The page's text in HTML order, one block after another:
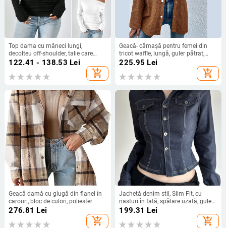
Top dama cu mâneci lungi,
decolteu off-shoulder, talie care
subțiază silueta, poliester 95%+
122.41 - 138.53 Lei
add_shopping_cart
Geacă- cămașă pentru femei din
tricot waffle, lungă, guler pătrat,
mâneci lungi, poliester, model 3D
225.95 Lei
add_shopping_cart
Geacă damă cu glugă din flanel în
carouri, bloc de culori, poliester
276.81 Lei
add_shopping_cart
Jachetă denim stil, Slim Fit, cu
nasturi în față, spălare uzată, guler
de cămașă, mâneci lungi, lungime
poliester-spandex (90–95%
199.31 Lei
add_shopping_cart